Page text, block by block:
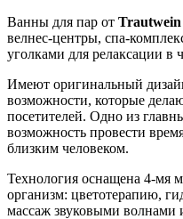
Ванны для пар от Trautwein
велнес-центры, спа-
уголками для релаксации в
Имеют оригинальный
возможности, которые
посетителей. Одно из
возможность провести
близким человеком.
Технология оснащена 4-мя
организм: цветотерапию,
массаж звуковыми волнами